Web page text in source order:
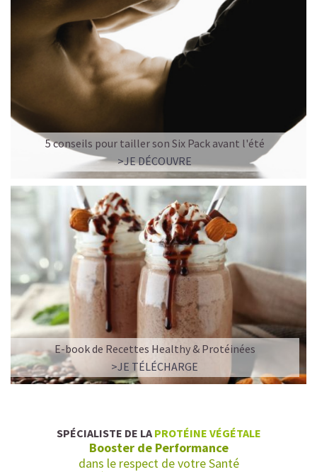
5 conseils pour tailler son Six Pack avant l'été
>JE DÉCOUVRE
E-book de Recettes Healthy & Protéinées
>JE TÉLÉCHARGE
SPÉCIALISTE DE LA PROTÉINE VÉGÉTALE
Booster de Performance
dans le respect de votre Santé